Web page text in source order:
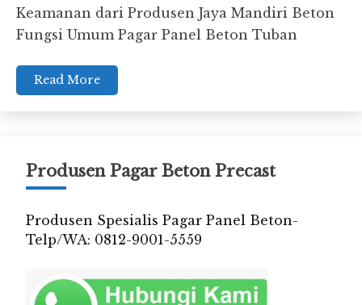
Keamanan dari Produsen Jaya Mandiri Beton
Fungsi Umum Pagar Panel Beton Tuban
Read More
Produsen Pagar Beton Precast
Produsen Spesialis Pagar Panel Beton-
Telp/WA: 0812-9001-5559